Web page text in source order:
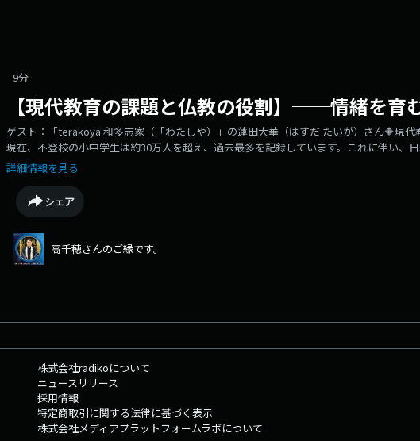
9分
【現代教育の課題と仏教の役割】──情緒を育
ゲスト：「terakoya 和多志家（「わたしや）」の蓮田大華（はすだ たいが）さん🔶現
現在、不登校の小中学生は約30万人を超え、過去最多を記録しています。これに伴い、
の中でも最低水準にあるといわれており、「自分にいいところがある」と思えない子供が
に馴染めず、自分の殻に閉じこもってしまう。そうした子供たちの心の叫びに対し、現
が大きな課題となっています。🔶デジタル社会とSNSがもたらす影響現代の子供たちは
す。NTTの調査によれば、小学6年生で約6割、中学生では約9割がスマートフォンを所持
子供には刺激が強すぎ、依存性や「見えないいじめ」の温床となる危険も孕んでいます
州でSNSの利用制限が議論されているように、情報過多な社会の中で、いかに自分を見
す。🔶仏教における「情操教育」と「教化」の歩み仏教には、明治時代から続く「少年
て知性を磨くことは重要ですが、蓮田大華さんは「情緒（心の育み）」が先にあるべき
めて知性は正しく活かされます。AIが正解を提示する時代だからこそ、自らの心で答え
が必要不可欠です。🔶金子みすゞの詩にみる命の多様性浄土真宗の門徒でもあった詩人
みんないい」という言葉は、仏教の慈悲の心を象徴しています。阿弥陀さまという仏さ
ままの姿を丸ごと受け入れてくださいます。それぞれの個性を尊重し、認め合うこと。
らゆる命がそのままで尊いのだと全肯定する仏教のまなざしこそが、現代教育の閉塞感
ん。🔶今週のまとめ現在、不登校の増加や自己肯定感の低下など、子供たちを取り巻く
詳細情報を見る
シェア
高千穂さんのご縁です。
株式会社radikoについて
ニュースリリース
採用情報
特定商取引に関する法律に基づく表示
株式会社メディアプラットフォームラボについて